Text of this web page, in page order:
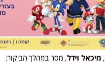
מיכאל וידל, מסר במהלך הביקור: